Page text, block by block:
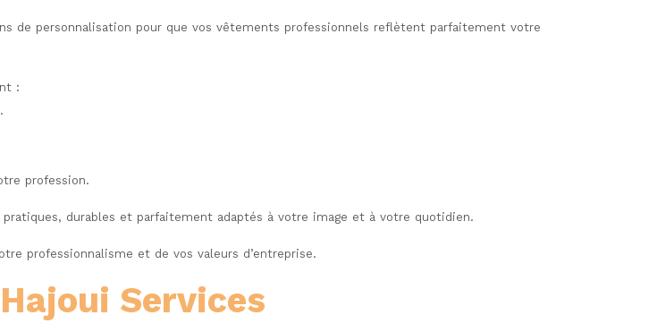
de personnalisation pour que vos vêtements professionnels reflètent parfaitement votre
:
profession.
durables et parfaitement adaptés à votre image et à votre quotidien.
professionnalisme et de vos valeurs d’entreprise.
Services